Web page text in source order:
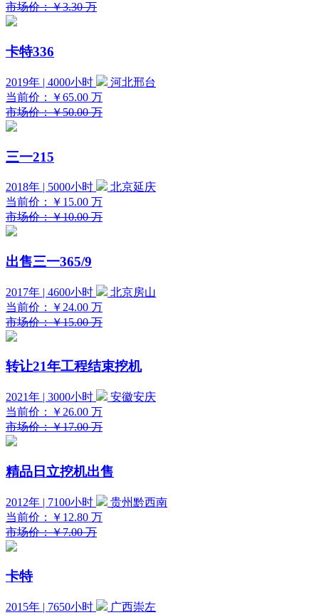
市场价：￥3.30 万
卡特336
2019年 | 4000小时
河北邢台
当前价：
￥65.00 万
市场价：￥50.00 万
三一215
2018年 | 5000小时
北京延庆
当前价：
￥15.00 万
市场价：￥10.00 万
出售三一365/9
2017年 | 4600小时
北京房山
当前价：
￥24.00 万
市场价：￥15.00 万
转让21年工程结束挖机
2021年 | 3000小时
安徽安庆
当前价：
￥26.00 万
市场价：￥17.00 万
精品日立挖机出售
2012年 | 7100小时
贵州黔西南
当前价：
￥12.80 万
市场价：￥7.00 万
卡特
2015年 | 7650小时
广西崇左